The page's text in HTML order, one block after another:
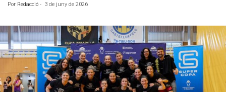
Por Redacció - 3 de juny de 2026